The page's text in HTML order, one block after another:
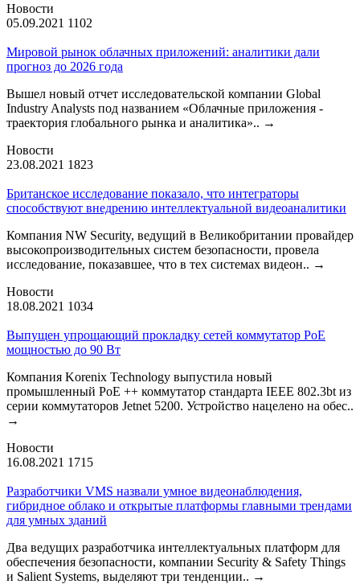
Новости
05.09.2021 1102
Мировой рынок облачных приложений: аналитики дали
прогноз до 2026 года
Вышел новый отчет исследовательской компании Global
Industry Analysts под названием «Облачные приложения -
траектория глобального рынка и аналитика».. →
Новости
23.08.2021 1823
Британское исследование показало, что интеграторы
способствуют внедрению интеллектуальной видеоаналитики
Компания NW Security, ведущий в Великобритании провайдер
высокопроизводительных систем безопасности, провела
исследование, показавшее, что в тех системах видеон.. →
Новости
18.08.2021 1034
Выпущен упрощающий прокладку сетей коммутатор PoE
мощностью до 90 Вт
Компания Korenix Technology выпустила новый
промышленный PoE ++ коммутатор стандарта IEEE 802.3bt из
серии коммутаторов Jetnet 5200. Устройство нацелено на обес..
→
Новости
16.08.2021 1715
Разработчики VMS назвали умное видеонаблюдения,
гибридное облако и открытые платформы главными трендами
для умных зданий
Два ведущих разработчика интеллектуальных платформ для
обеспечения безопасности, компании Security & Safety Things
и Salient Systems, выделяют три тенденции.. →